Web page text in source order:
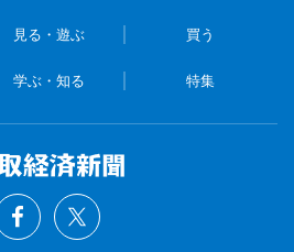
見る・遊ぶ 買う
学ぶ・知る 特集